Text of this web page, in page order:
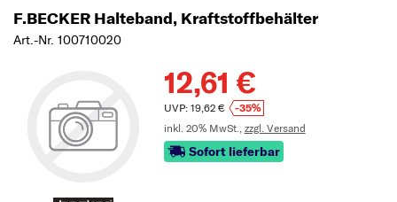
F.BECKER Halteband, Kraftstoffbehälter
Art.-Nr. 100710020
12,61 €
UVP: 19,62 €
-35%
inkl. 20% MwSt., zzgl. Versand
Sofort lieferbar